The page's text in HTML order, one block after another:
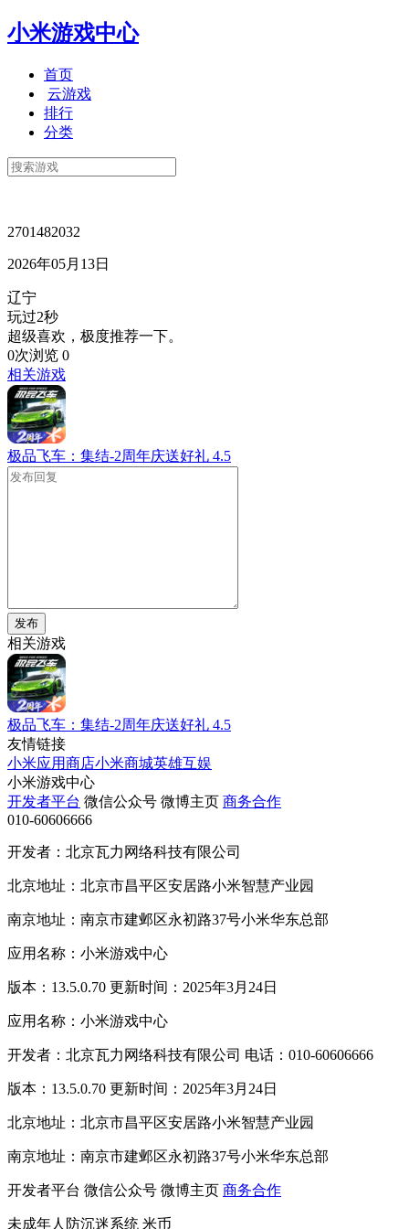
小米游戏中心
首页
云游戏
排行
分类
2701482032
2026年05月13日
辽宁
玩过2秒
超级喜欢，极度推荐一下。
0次浏览 0
相关游戏
极品飞车：集结-2周年庆送好礼 4.5
发布
相关游戏
极品飞车：集结-2周年庆送好礼 4.5
友情链接
小米应用商店小米商城英雄互娱
小米游戏中心
开发者平台 微信公众号 微博主页 商务合作
010-60606666
开发者：北京瓦力网络科技有限公司
北京地址：北京市昌平区安居路小米智慧产业园
南京地址：南京市建邺区永初路37号小米华东总部
应用名称：小米游戏中心
版本：13.5.0.70 更新时间：2025年3月24日
应用名称：小米游戏中心
开发者：北京瓦力网络科技有限公司 电话：010-60606666
版本：13.5.0.70 更新时间：2025年3月24日
北京地址：北京市昌平区安居路小米智慧产业园
南京地址：南京市建邺区永初路37号小米华东总部
开发者平台 微信公众号 微博主页 商务合作
未成年人防沉迷系统 米币